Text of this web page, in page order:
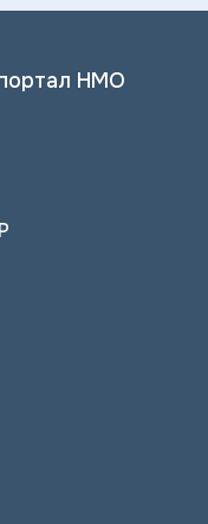
НМО